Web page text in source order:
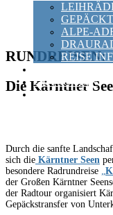
ALPE-
REISE
GUTSCHEIN
KATALOG
RUNDREISEN:
Die Kärntner
Durch die sanfte
sich die Kärntner Seen
besondere Radrundreise
der Großen Kärntner
der Radtour organisiert
Gepäckstransfer von